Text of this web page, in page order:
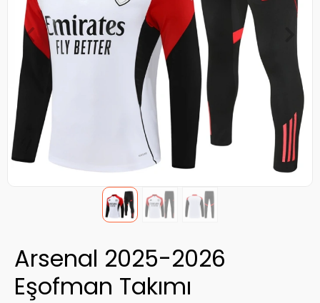
Arsenal 2025-2026
Eşofman Takımı